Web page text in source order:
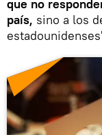
que no
país, sino a los